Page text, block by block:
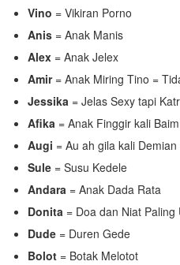
Vino = Vikiran Porno
Anis = Anak Manis
Alex = Anak Jelex
Amir= Anak Miring Tino =
Jessika = Jelas Sexy tapi
Afika = Anak Finggir kali
Augi = Au ah gila kali
Sule = Susu Kedele
Andara = Anak Dada Rata
Donita = Doa dan Niat Paling
Dude = Duren Gede
Bolot = Botak Melotot